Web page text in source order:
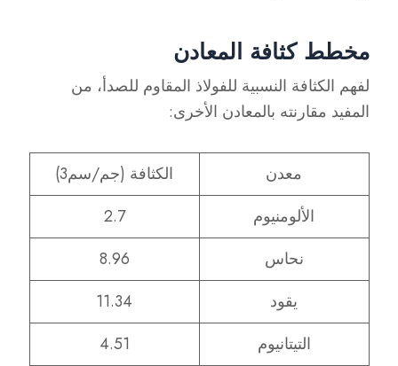
مخطط كثافة المعادن
لفهم الكثافة النسبية للفولاذ المقاوم للصدأ، من
المفيد مقارنته بالمعادن الأخرى:
معدن
الكثافة (جم/سم3)
الألومنيوم
2.7
نحاس
8.96
يقود
11.34
التيتانيوم
4.51